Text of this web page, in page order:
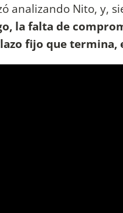
analizando Nito, y,
la falta de
fijo que termina,